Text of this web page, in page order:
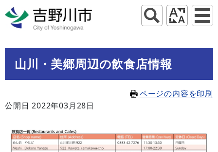
山川・美郷周辺の飲食店情報
ページの内容を印刷
公開日 2022年03月28日